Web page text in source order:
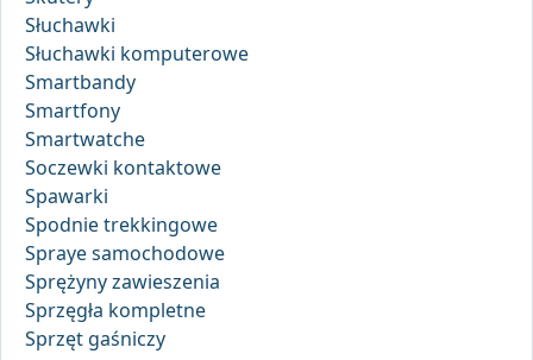
Słuchawki
Słuchawki komputerowe
Smartbandy
Smartfony
Smartwatche
Soczewki kontaktowe
Spawarki
Spodnie trekkingowe
Spraye samochodowe
Sprężyny zawieszenia
Sprzęgła kompletne
Sprzęt gaśniczy